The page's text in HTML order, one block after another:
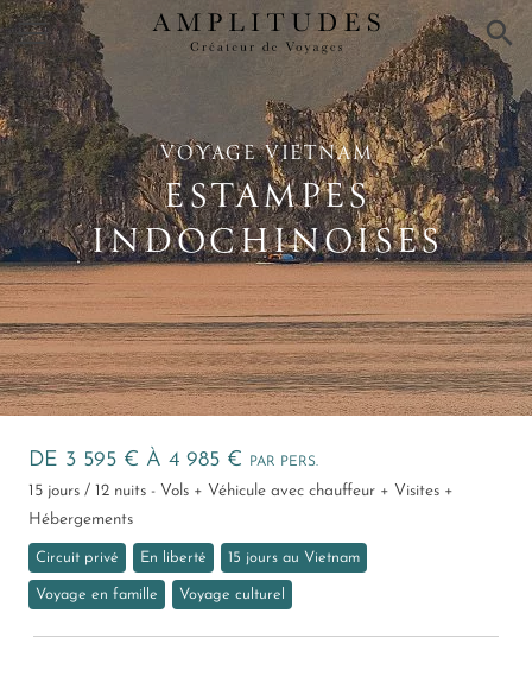
×
VOYAGE VIETNAM
ESTAMPES
INDOCHINOISES
DE 3 595 € À 4 985 € PAR PERS.
15 jours / 12 nuits - Vols + Véhicule avec chauffeur + Visites +
Hébergements
Circuit privé En liberté 15 jours au Vietnam
Voyage en famille Voyage culturel